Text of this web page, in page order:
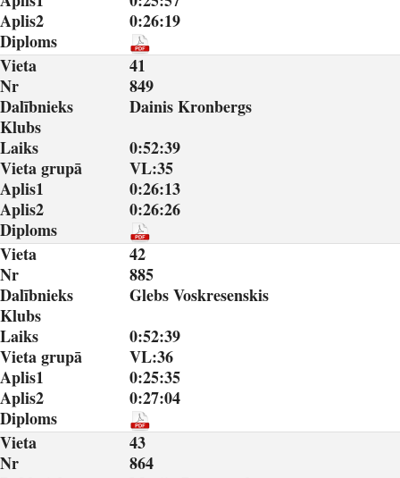
Aplis2
0:26:19
Diploms
Vieta
41
Nr
849
Dalībnieks
Dainis Kronbergs
Klubs
Laiks
0:52:39
Vieta grupā
VL:35
Aplis1
0:26:13
Aplis2
0:26:26
Diploms
Vieta
42
Nr
885
Dalībnieks
Glebs Voskresenskis
Klubs
Laiks
0:52:39
Vieta grupā
VL:36
Aplis1
0:25:35
Aplis2
0:27:04
Diploms
Vieta
43
Nr
864